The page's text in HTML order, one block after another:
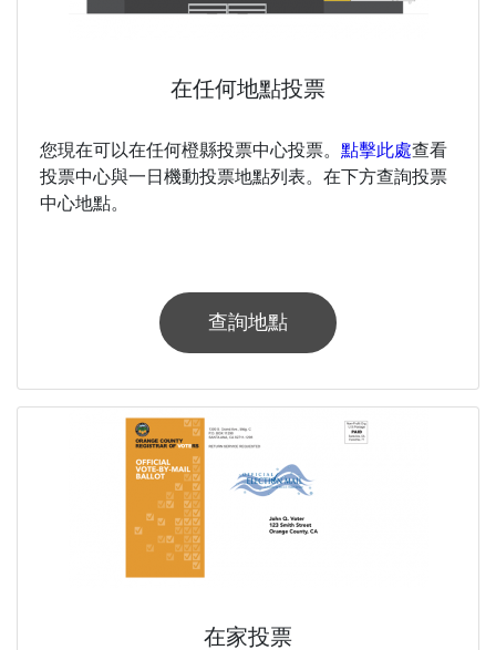
在任何地點投票
您現在可以在任何橙縣投票中心投票。 點擊此處查看
投票中心與一日機動投票地點列表。在下方查詢投票
中心地點。
查詢地點
在家投票